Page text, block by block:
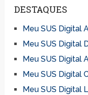
DESTAQUES
Meu SUS Digital
Meu SUS Digital
Meu SUS Digital
Meu SUS Digital
Meu SUS Digital